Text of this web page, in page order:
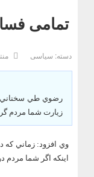
تمامی
دسته: سیاسی
رضوي طي سخناني
زيارت شما مردم
وي افزود: زماني که
اينکه اگر شما